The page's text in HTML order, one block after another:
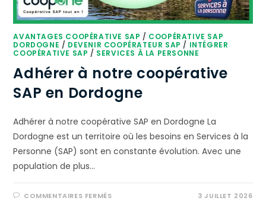
AVANTAGES COOPÉRATIVE SAP / COOPÉRATIVE SAP
DORDOGNE / DEVENIR COOPÉRATEUR SAP / INTÉGRER
COOPÉRATIVE SAP / SERVICES À LA PERSONNE
Adhérer à notre coopérative
SAP en Dordogne
Adhérer à notre coopérative SAP en Dordogne La
Dordogne est un territoire où les besoins en Services à la
Personne (SAP) sont en constante évolution. Avec une
population de plus…
COMMENTAIRES FERMÉS 3 JUILLET 2026